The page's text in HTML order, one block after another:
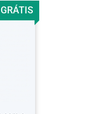
GRÁTIS